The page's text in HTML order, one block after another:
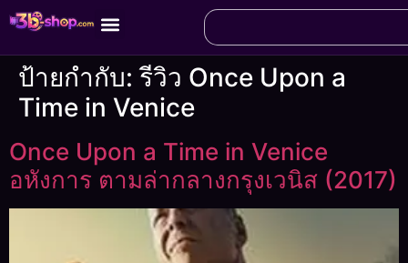
ป้ายกำกับ:รีวิว Once Upon a
Time in Venice
Once Upon a Time in Venice
อหังการ ตามล่ากลางกรุงเวนิส (2017)